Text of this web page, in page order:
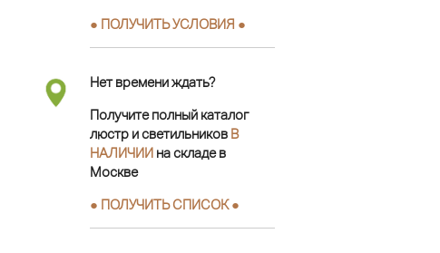
● ПОЛУЧИТЬ УСЛОВИЯ ●
Нет времени ждать?
Получите полный каталог
люстр и светильников В
НАЛИЧИИ на складе в
Москве
● ПОЛУЧИТЬ СПИСОК ●